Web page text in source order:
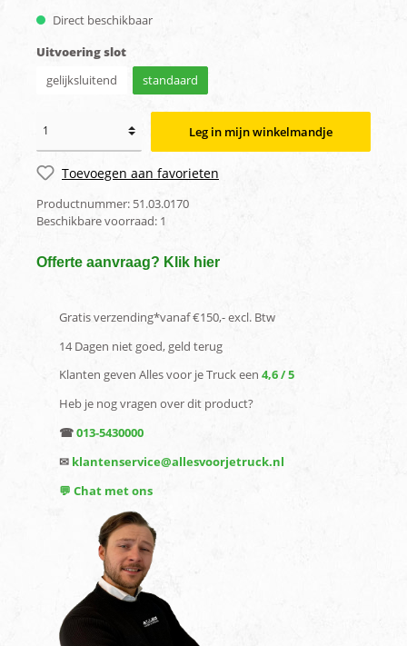
Direct beschikbaar
Uitvoering slot
gelijksluitend
standaard
Leg in mijn winkelmandje
Toevoegen aan favorieten
Productnummer: 51.03.0170
Beschikbare voorraad: 1
Offerte aanvraag? Klik hier
Gratis verzending*vanaf €150,- excl. Btw
14 Dagen niet goed, geld terug
Klanten geven Alles voor je Truck een 4,6 / 5
Heb je nog vragen over dit product?
☎013-5430000
✉ klantenservice@allesvoorjetruck.nl
💬 Chat met ons